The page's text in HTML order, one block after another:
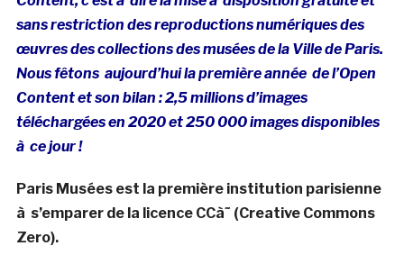
sans restriction des reproductions numériques des
œuvres des collections des musées de la Ville de Paris.
Nous fêtons aujourd’hui la première année de l’Open
Content et son bilan : 2,5 millions d’images
téléchargées en 2020 et 250 000 images disponibles
à ce jour !
Paris Musées est la première institution parisienne
à s’emparer de la licence CCà˜ (Creative Commons
Zero).